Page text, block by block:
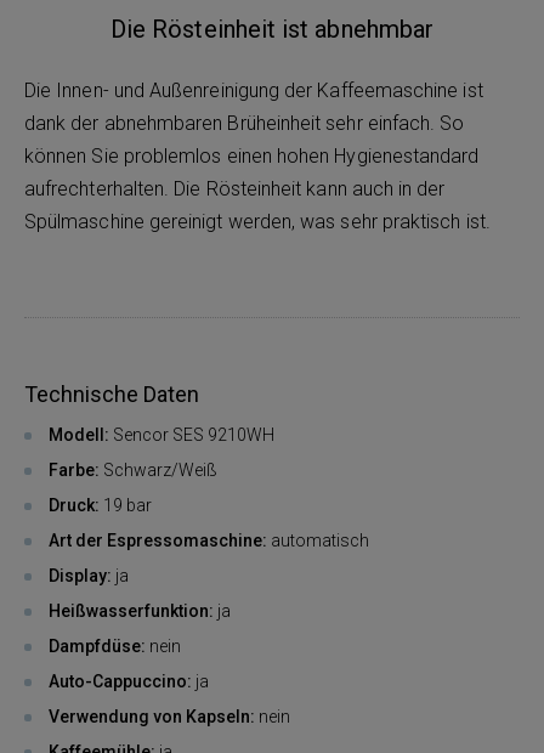
Die Rösteinheit ist abnehmbar
Die Innen- und Außenreinigung der Kaffeemaschine ist
dank der abnehmbaren Brüheinheit sehr einfach. So
können Sie problemlos einen hohen Hygienestandard
aufrechterhalten. Die Rösteinheit kann auch in der
Spülmaschine gereinigt werden, was sehr praktisch ist.
Technische Daten
Modell: Sencor SES 9210WH
Farbe: Schwarz/Weiß
Druck: 19 bar
Art der Espressomaschine: automatisch
Display: ja
Heißwasserfunktion: ja
Dampfdüse: nein
Auto-Cappuccino: ja
Verwendung von Kapseln: nein